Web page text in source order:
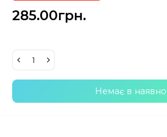
285.00грн.
Немає в